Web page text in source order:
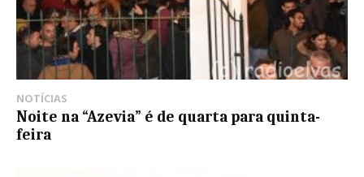
NOTÍCIAS
Noite na “Azevia” é de quarta para quinta-
feira